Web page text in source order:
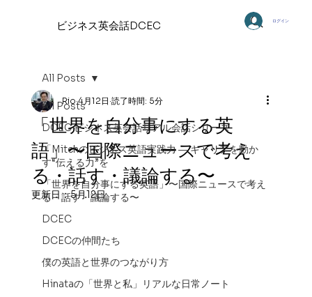
ビジネス英会話DCEC ログイン
All Posts
DCEC ビジネス英会話リアル会話シリーズ
「Mitchのビジネス英語実践力 ― キャリアを動か
す“伝える力”を
「世界を自分事にする英語」〜国際ニュースで考え
る・話す・議論する〜
DCEC
DCECの仲間たち
僕の英語と世界のつながり方
Hinataの「世界と私」リアルな日常ノート
All Posts
「世界を自分事にする英
語」〜国際ニュースで考え
る・話す・議論する〜
Rio 4月12日 読了時間: 5分
更新日：5月12日